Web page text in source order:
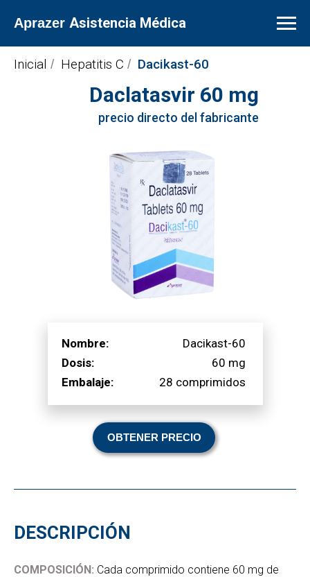
Aprazer Asistencia Médica
Inicial / Hepatitis C / Dacikast-60
Daclatasvir 60 mg
precio
precio directo del fabricante
OBTENER PRECIO
Nombre:
Dosis:
Embalaje:
Dacikast-60
60 mg
28 comprimidos
DESCRIPCIÓN
COMPOSICIÓN: Cada comprimido contiene 60 mg de